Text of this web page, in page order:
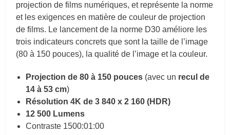
projection de films numériques, et représente la norme
et les exigences en matière de couleur de projection
de films. Le lancement de la norme D30 améliore les
trois indicateurs concrets que sont la taille de l’image
(80 à 150 pouces), la qualité de l’image et la couleur.
Projection de 80 à 150 pouces (avec un recul de
14 à 53 cm)
Résolution 4K de 3 840 x 2 160 (HDR)
12 500 Lumens
Contraste 1500:01:00